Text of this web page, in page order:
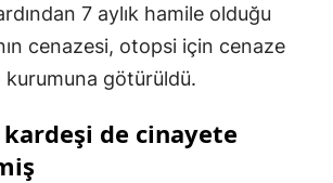
7 aylık hamile olduğu
cenazesi, otopsi için cenaze
kurumuna götürüldü.
kardeşi de cinayete